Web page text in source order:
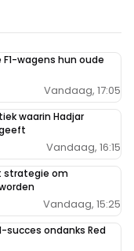
wagens hun oude
Vandaag, 17:05
waarin Hadjar
Vandaag, 16:15
strategie om
Vandaag, 15:25
succes ondanks Red